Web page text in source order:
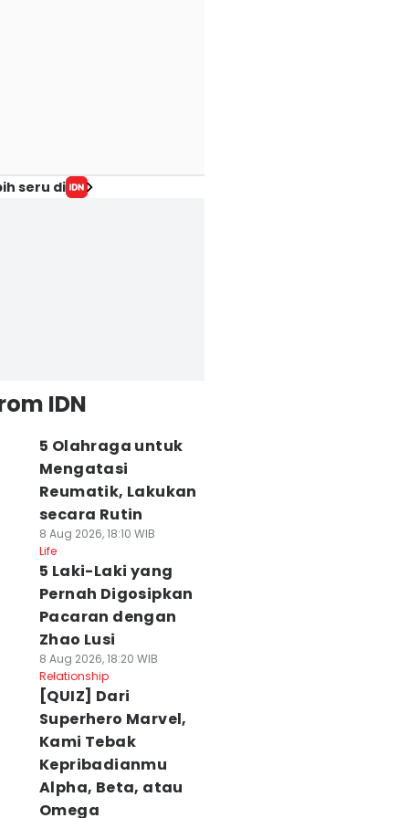
seru di
IDN
5 Olahraga untuk
Mengatasi
Reumatik, Lakukan
secara Rutin
8 Aug 2026, 18:10 WIB
Life
5 Laki-Laki yang
Pernah Digosipkan
Pacaran dengan
Zhao Lusi
8 Aug 2026, 18:20 WIB
Relationship
[QUIZ] Dari
Superhero Marvel,
Kami Tebak
Kepribadianmu
Alpha, Beta, atau
Omega